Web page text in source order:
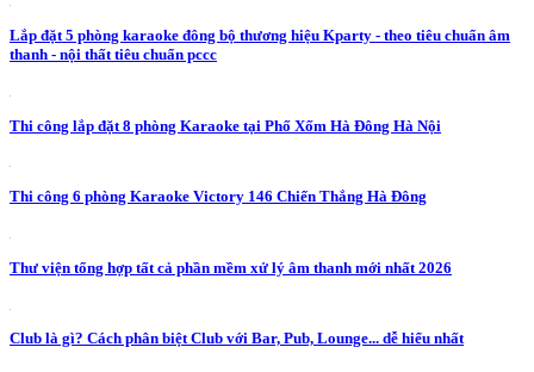
Lắp đặt 5 phòng karaoke đông bộ thương hiệu Kparty - theo tiêu chuẩn âm
thanh - nội thất tiêu chuẩn pccc
Thi công lắp đặt 8 phòng Karaoke tại Phố Xốm Hà Đông Hà Nội
Thi công 6 phòng Karaoke Victory 146 Chiến Thắng Hà Đông
Thư viện tổng hợp tất cả phần mềm xử lý âm thanh mới nhất 2026
Club là gì? Cách phân biệt Club với Bar, Pub, Lounge... dễ hiểu nhất